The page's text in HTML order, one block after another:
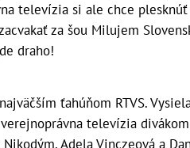
televízia si ale chce
za šou Milujem
draho!
ťahúňom RTVS.
televízia divákom
Adela Vinczeová a